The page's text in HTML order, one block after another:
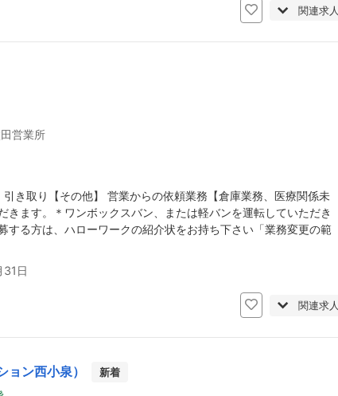
関連求人
営業所
き取り【その他】 営業からの依頼業務【倉庫業務、医療関係未
ます。＊ワンボックスバン、または軽バンを運転していただき
する方は、ハローワークの紹介状をお持ち下さい「業務変更の範
日
関連求人
ョン西小泉） 新着